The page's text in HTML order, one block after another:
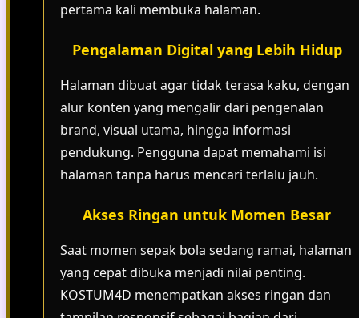
pertama kali membuka halaman.
Pengalaman Digital yang Lebih Hidup
Halaman dibuat agar tidak terasa kaku, dengan
alur konten yang mengalir dari pengenalan
brand, visual utama, hingga informasi
pendukung. Pengguna dapat memahami isi
halaman tanpa harus mencari terlalu jauh.
Akses Ringan untuk Momen Besar
Saat momen sepak bola sedang ramai, halaman
yang cepat dibuka menjadi nilai penting.
KOSTUM4D menempatkan akses ringan dan